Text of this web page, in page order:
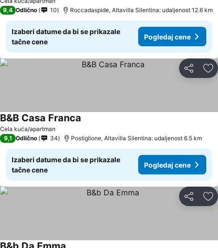
9,4 Odlično 10 Roccadaspide, Altavilla Silentina: udaljenost 12.6 km
Izaberi datume da bi se prikazale
tačne cene
Pogledaj cene
Deli
Cela kuća/apartman
B&B Casa Franca
9,1 Odlično 34 Postiglione, Altavilla Silentina: udaljenost 6.5 km
Izaberi datume da bi se prikazale
tačne cene
Pogledaj cene
Deli